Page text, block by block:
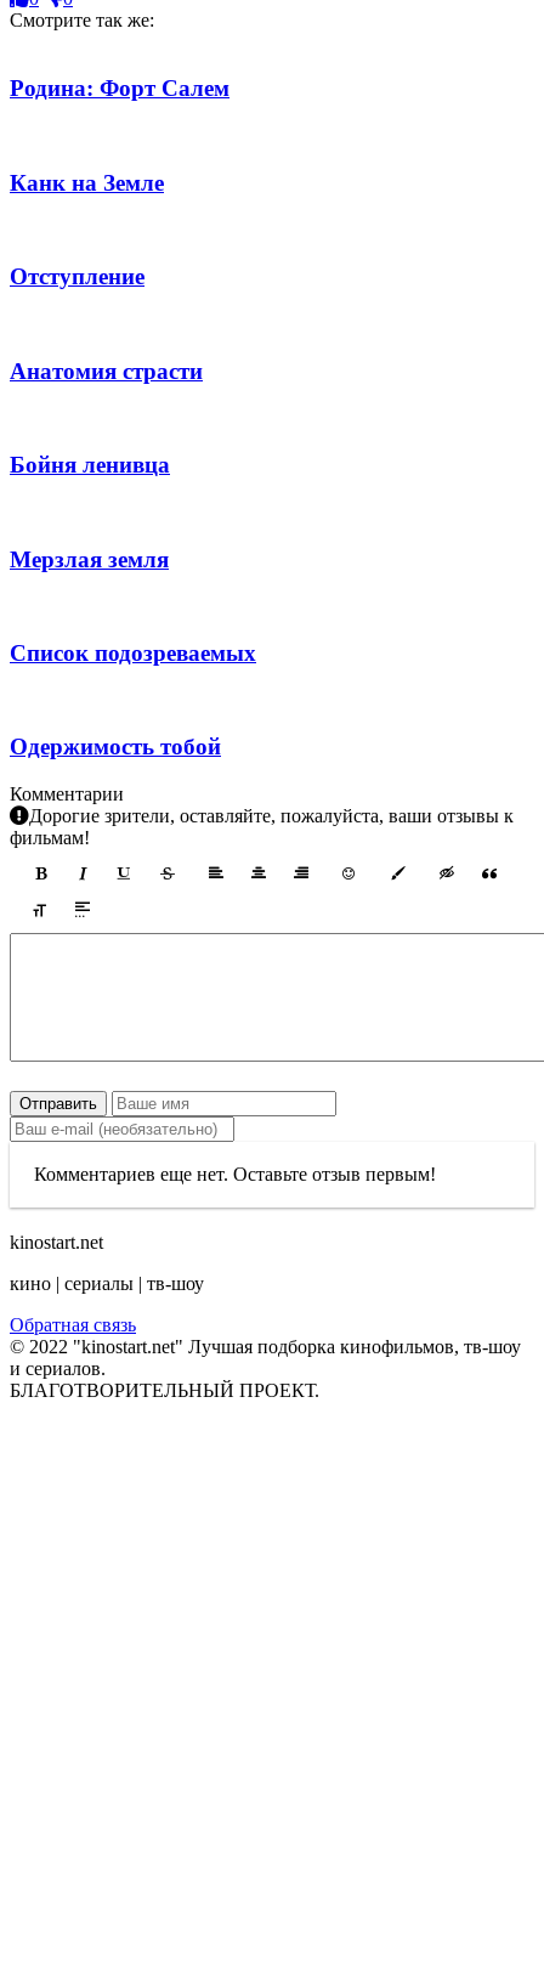
Смотрите так же:
Родина: Форт Салем
Канк на Земле
Отступление
Анатомия страсти
Бойня ленивца
Мерзлая земля
Список подозреваемых
Одержимость тобой
Комментарии
Дорогие зрители, оставляйте, пожалуйста, ваши отзывы к
фильмам!
Отправить
Комментариев еще нет. Оставьте отзыв первым!
kinostart.net
кино | сериалы | тв-шоу
Обратная связь
© 2022 "kinostart.net" Лучшая подборка кинофильмов, тв-шоу
и сериалов.
БЛАГОТВОРИТЕЛЬНЫЙ ПРОЕКТ.